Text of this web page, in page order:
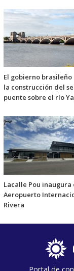
El gobierno
la construcción del
puente sobre el río
Lacalle Pou inaugura
Aeropuerto
Rivera
Portal de